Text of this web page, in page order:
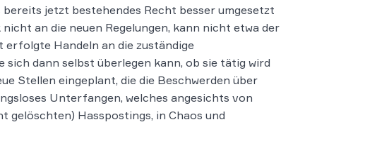
jetzt bestehendes Recht besser umgesetzt
an die neuen Regelungen, kann nicht etwa der
erfolgte Handeln an die zuständige
dann selbst überlegen kann, ob sie tätig wird
Stellen eingeplant, die die Beschwerden über
Unterfangen, welches angesichts von
gelöschten) Hasspostings, in Chaos und